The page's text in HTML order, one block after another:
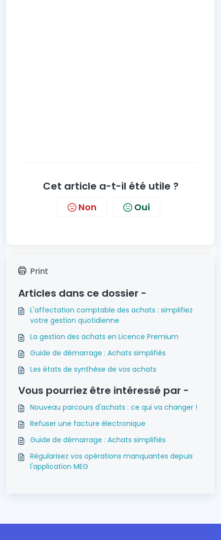
Cet article a-t-il été utile ?
Non Oui
Print
Articles dans ce dossier -
L'affectation comptable des achats : simplifiez
votre gestion quotidienne
La gestion des achats en Licence Premium
Guide de démarrage : Achats simplifiés
Les états de synthèse de vos achats
Vous pourriez être intéressé par -
Nouveau parcours d'achats : ce qui va changer !
Refuser une facture électronique
Guide de démarrage : Achats simplifiés
Régularisez vos opérations manquantes depuis
l'application MEG